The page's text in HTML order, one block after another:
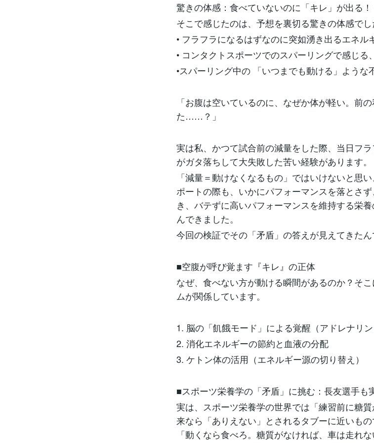
驚きの体感：食べていないのに「キレ」が出る！
そこで感じたのは、予想を裏切る驚きの体感でし
• フラフラになるはずなのに突如湧き出るエネル
• コンタクトスポーツでのスパーリングで感じる
•スパーリング中の 「いつまでも動ける」ような
「お腹は空いているのに、なぜか体が軽い。前
た……？」
実は私、かつて試合前の減量をした際、当日フ
がガタ落ちして大失敗した苦い経験があります。
「減量＝動けなくなるもの」ではいけないと思
ポートの際も、いかにパフォーマンスを落とさ
き、バテずに高いパフォーマンスを維持する栄
んできました。
今回の検証でその「矛盾」の答えが見えてきたん
■空腹が呼び覚ます『キレ』の正体
なぜ、食べない方が動ける瞬間があるのか？そ
ムが関係しています。
1. 脳の「飢餓モード」による覚醒（アドレナリン
2. 消化エネルギーの節約と血液の分配
3. ケトン体の活用（エネルギー源の切り替え）
■スポーツ栄養学の「矛盾」に挑む：長友選手も
実は、スポーツ栄養学の世界では「練習前に糖
来なら「ありえない」とされるタブーに近いも
「動くなら食べろ。糖質がなければ、車は走れな